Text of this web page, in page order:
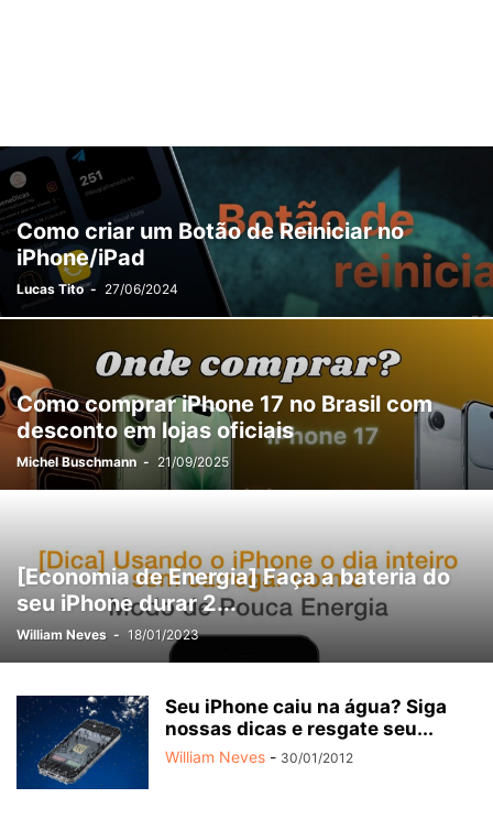
Como criar um Botão de Reiniciar no
iPhone/iPad
Lucas Tito - 27/06/2024
Como comprar iPhone 17 no Brasil com
desconto em lojas oficiais
Michel Buschmann - 21/09/2025
[Economia de Energia] Faça a bateria do
seu iPhone durar 2...
William Neves - 18/01/2023
Seu iPhone caiu na água? Siga
nossas dicas e resgate seu...
William Neves - 30/01/2012